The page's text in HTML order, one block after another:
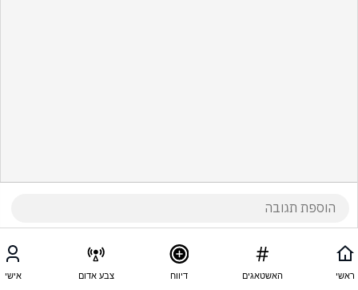
ראשי האשטאגים דיווח צבע אדום אישי